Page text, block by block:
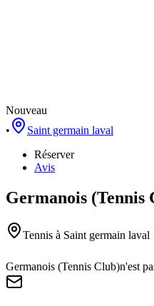
Nouveau
•
Saint germain laval
Réserver
Avis
Germanois (Tennis
Tennis à Saint germain laval
Germanois (Tennis Club)n'est